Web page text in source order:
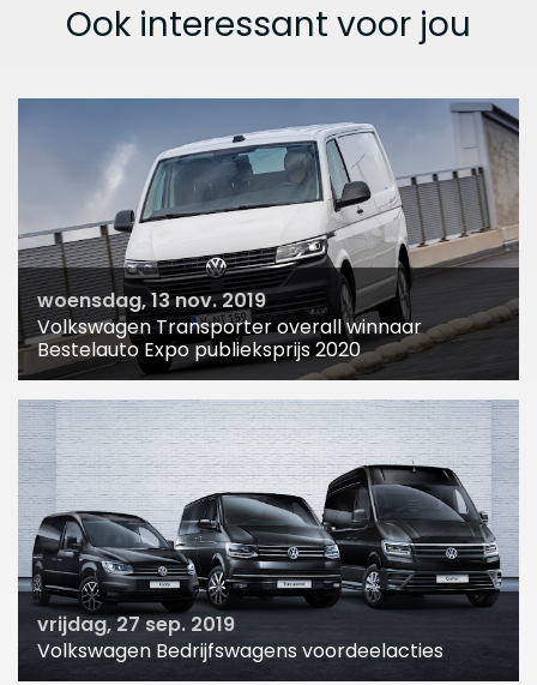
Ook interessant voor jou
woensdag, 13 nov. 2019
Volkswagen Transporter overall winnaar
Bestelauto Expo publieksprijs 2020
vrijdag, 27 sep. 2019
Volkswagen Bedrijfswagens voordeelacties